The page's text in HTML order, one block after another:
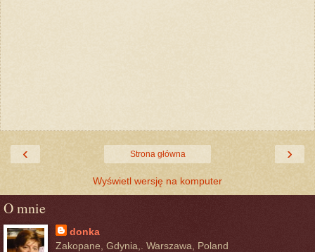
‹ ›
Strona główna
Wyświetl wersję na komputer
O mnie
donka
Zakopane, Gdynia,. Warszawa, Poland